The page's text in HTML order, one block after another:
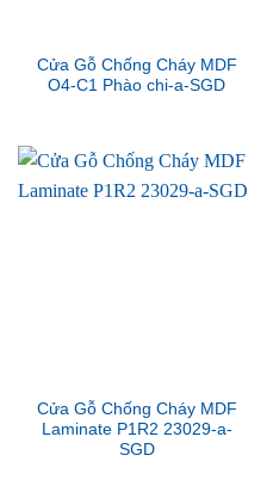
Cửa Gỗ Chống Cháy MDF
O4-C1 Phào chi-a-SGD
Cửa Gỗ Chống Cháy MDF
Laminate P1R2 23029-a-
SGD